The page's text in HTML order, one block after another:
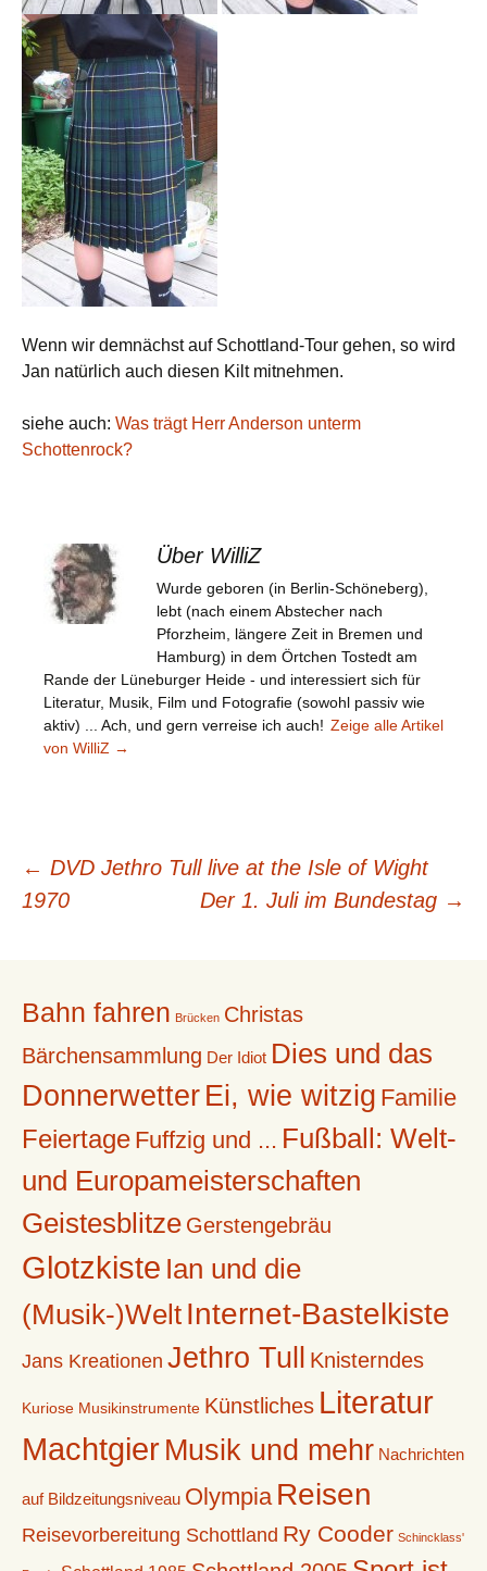
Wenn wir demnächst auf Schottland-Tour gehen, so wird
Jan natürlich auch diesen Kilt mitnehmen.
siehe auch: Was trägt Herr Anderson unterm
Schottenrock?
Über WilliZ
Wurde geboren (in Berlin-Schöneberg),
lebt (nach einem Abstecher nach
Pforzheim, längere Zeit in Bremen und
Hamburg) in dem Örtchen Tostedt am
Rande der Lüneburger Heide - und interessiert sich für
Literatur, Musik, Film und Fotografie (sowohl passiv wie
aktiv) ... Ach, und gern verreise ich auch! Zeige alle Artikel
von WilliZ →
Beitragsnavigation
← DVD Jethro Tull live at the Isle of Wight
1970
Der 1. Juli im Bundestag →
Bahn fahren Brücken Christas
Bärchensammlung Der Idiot Dies und das
Donnerwetter Ei, wie witzig Familie
Feiertage Fuffzig und ... Fußball: Welt-
und Europameisterschaften
Geistesblitze Gerstengebräu
Glotzkiste Ian und die
(Musik-)Welt Internet-Bastelkiste
Jans Kreationen Jethro Tull Knisterndes
Kuriose Musikinstrumente Künstliches Literatur
MachtgierMusik und mehr Nachrichten
auf Bildzeitungsniveau Olympia Reisen
Reisevorbereitung Schottland Ry Cooder Schincklass'